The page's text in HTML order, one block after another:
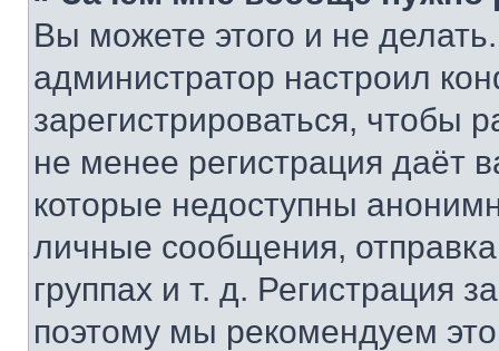
Вы можете этого и не
администратор настроил
зарегистрироваться, чтобы
не менее регистрация даёт
которые недоступны
личные сообщения,
группах и т. д. Регистрация
поэтому мы рекомендуем